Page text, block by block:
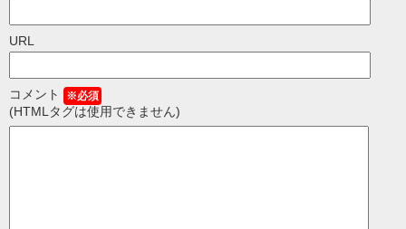
URL
コメント ※必須
(HTMLタグは使用できません)